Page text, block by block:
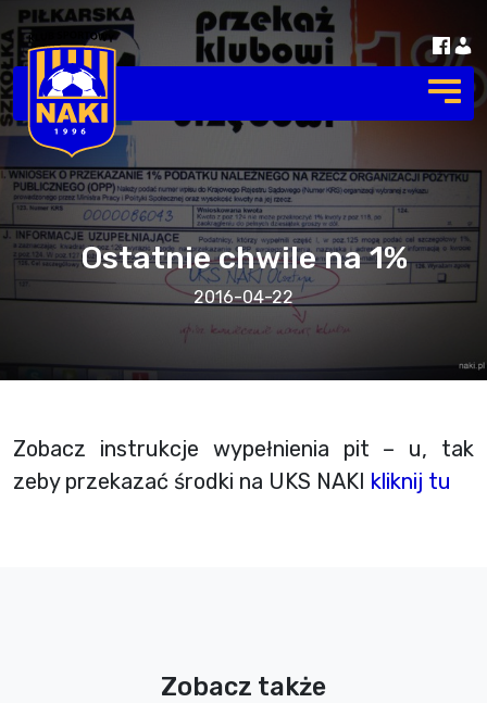
Ostatnie chwile na 1%
2016-04-22
Zobacz instrukcje wypełnienia pit – u, tak
zeby przekazać środki na UKS NAKI kliknij tu
Zobacz także